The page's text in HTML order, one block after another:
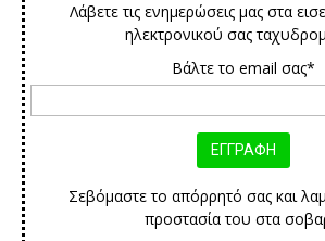
Λάβετε τις ενημερώσεις μας στα
ηλεκτρονικού σας
Βάλτε το email σας*
Σεβόμαστε το απόρρητό σας και
προστασία του στα